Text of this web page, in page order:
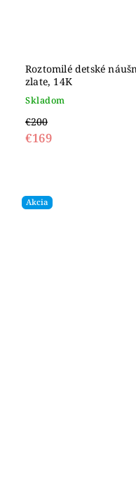
Roztomilé detské
zlate, 14K
Skladom
€200
€169
Akcia